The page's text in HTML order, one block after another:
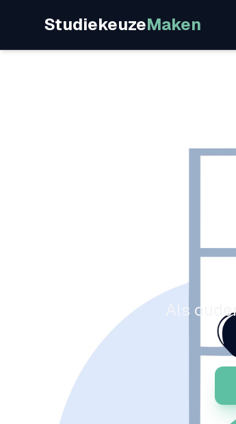
StudiekeuzeMaken
Als